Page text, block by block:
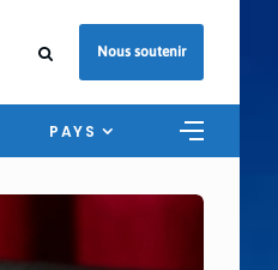
Nous soutenir
PAYS